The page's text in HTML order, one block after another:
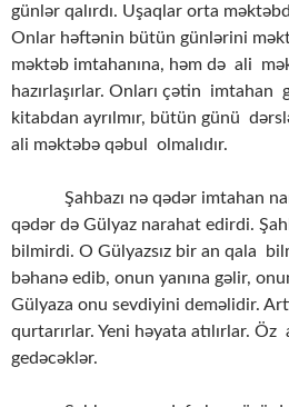
günlər qalırdı. Uşaqlar orta
Onlar həftənin bütün günlərini
məktəb imtahanına, həm də ali
hazırlaşırlar. Onları çətin imtahan
kitabdan ayrılmır, bütün günü
ali məktəbə qəbul olmalıdır.
Şahbazı nə qədər imtahan
qədər də Gülyaz narahat edirdi.
bilmirdi. O Gülyazsız bir an qala
bəhanə edib, onun yanına gəlir,
Gülyaza onu sevdiyini deməlidir.
qurtarırlar. Yeni həyata atılırlar. Öz
gedəcəklər.